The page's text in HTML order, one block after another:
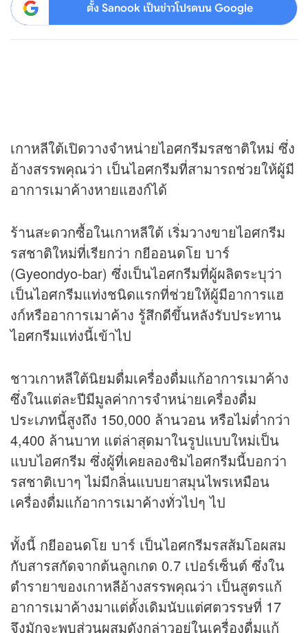
ตั้ง Sanook เป็นข่าวโปรดบน Google
เกาหลีใต้เปิดวางจำหน่ายไอศกรีมรสชาติใหม่ ซึ่ง
อ้างสรรพคุณว่า เป็นไอศกรีมที่สามารถช่วยให้ผู้มี
อาการเมาค้างหายแฮงก์ได้
ร้านสะดวกซื้อในเกาหลีใต้ เริ่มวางขายไอศกรีม
รสชาติใหม่ที่เรียกว่า กยีออนดโย บาร์
(Gyeondyo-bar) ซึ่งเป็นไอศกรีมที่ผู้ผลิตระบุว่า
เป็นไอศกรีมแท่งชนิดแรกที่ช่วยให้ผู้มีอาการแฮ
งก์หรืออาการเมาค้าง รู้สึกดีขึ้นหลังรับประทาน
ไอศกรีมแท่งนี้เข้าไป
ชาวเกาหลีใต้นิยมดื่มเครื่องดื่มแก้อาการเมาค้าง
ซึ่งในแต่ละปีมีมูลค่าการจำหน่ายเครื่องดื่ม
ประเภทนี้สูงถึง 150,000 ล้านวอน หรือไม่ต่ำกว่า
4,400 ล้านบาท แต่ล่าสุดมาในรูปแบบใหม่เป็น
แบบไอศกรีม ซึ่งผู้ที่เคยลองชิมไอศกรีมนี้บอกว่า
รสชาติเบาๆ ไม่มีกลิ่นแบบยาสมุนไพรเหมือน
เครื่องดื่มแก้อาการเมาค้างทั่วไปๆ ไป
ทั้งนี้ กยีออนดโย บาร์ เป็นไอศกรีมรสส้มโอผสม
กับสารสกัดจากต้นลูกเกด 0.7 เปอร์เซ็นต์ ซึ่งใน
ตำรายาของเกาหลีอ้างสรรพคุณว่า เป็นสูตรแก้
อาการเมาค้างมาแต่ดั้งเดิมนับแต่ศตวรรษที่ 17
จึงมักจะพบส่วนผสมดังกล่าวอยู่ในเครื่องดื่มแก้